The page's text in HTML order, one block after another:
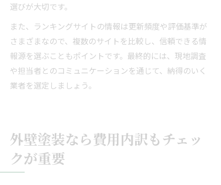
選びが大切です。
また、ランキングサイトの情報は更新頻度や評価基準が
さまざまなので、複数のサイトを比較し、信頼できる情
報源を選ぶこともポイントです。最終的には、現地調査
や担当者とのコミュニケーションを通じて、納得のいく
業者を選定しましょう。
外壁塗装なら費用内訳もチェッ
クが重要